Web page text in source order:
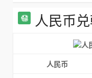
人民币
人民币